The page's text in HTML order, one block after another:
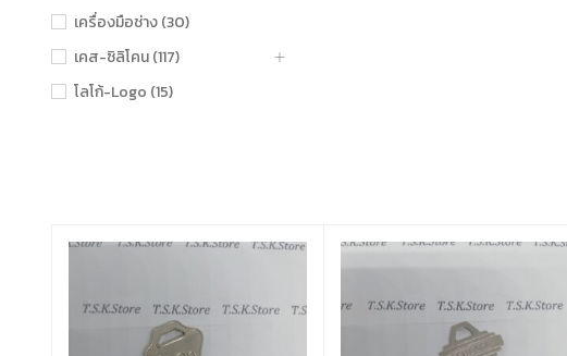
เครื่องมือช่าง (30)
เคส-ซิลิโคน (117)
โลโก้-Logo (15)